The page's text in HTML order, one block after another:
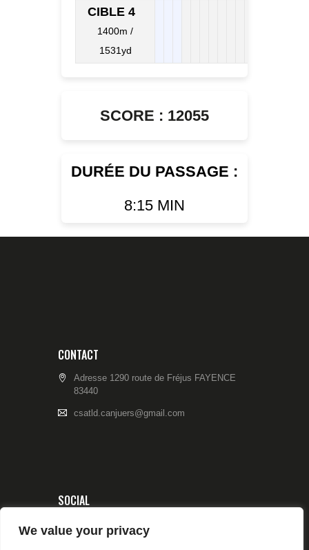
We value your privacy
CIBLE 4
1400m /
1531yd
SCORE : 12055
DURÉE DU PASSAGE :
8:15 MIN
CONTACT
Adresse 1290 route de Fréjus FAYENCE
83440
csatld.canjuers@gmail.com
SOCIAL